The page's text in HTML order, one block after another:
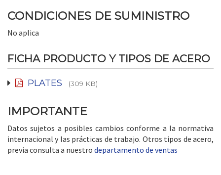
CONDICIONES DE SUMINISTRO
No aplica
FICHA PRODUCTO Y TIPOS DE ACERO
PLATES (309 KB)
IMPORTANTE
Datos sujetos a posibles cambios conforme a la normativa
internacional y las prácticas de trabajo. Otros tipos de acero,
previa consulta a nuestro departamento de ventas